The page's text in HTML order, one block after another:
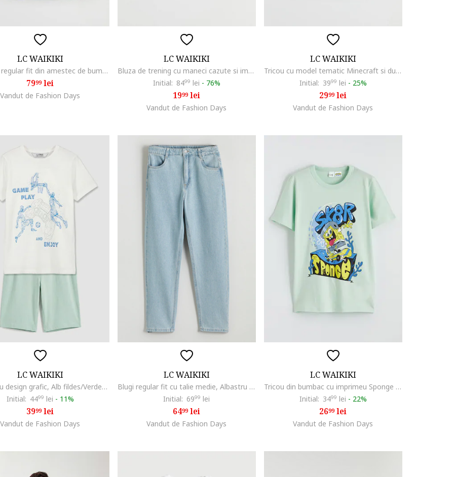
LC WAIKIKI
Hanorac regular fit din amestec de bumbac, Albastru ultramarin
7999lei
Vandut de Fashion Days
LC WAIKIKI
Bluza de trening cu maneci cazute si imprimeu grafic, Gri deschis
Initial: 8499 lei - 76%
1999lei
Vandut de Fashion Days
LC WAIKIKI
Tricou cu model tematic Minecraft si dungi, Alb/Verde/Negru
Initial: 3999 lei - 25%
2999lei
Vandut de Fashion Days
LC WAIKIKI
Pijama cu design grafic, Alb fildes/Verde pastel
Initial: 4499 lei - 11%
3999lei
Vandut de Fashion Days
LC WAIKIKI
Blugi regular fit cu talie medie, Albastru deschis
Initial: 6999 lei
6499lei
Vandut de Fashion Days
LC WAIKIKI
Tricou din bumbac cu imprimeu Sponge Bob, Galben/Verde pal/Albastru
Initial: 3499 lei - 22%
2699lei
Vandut de Fashion Days